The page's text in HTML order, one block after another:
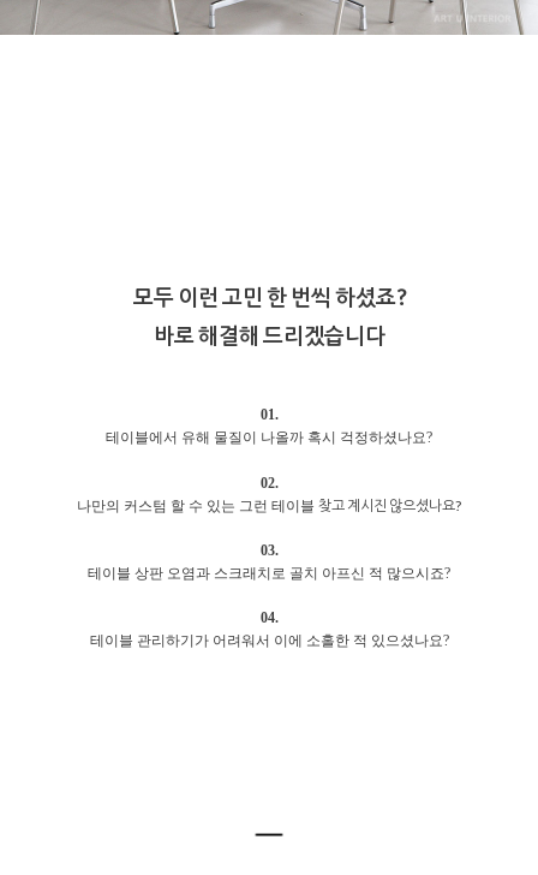
모두 이런 고민 한 번씩 하셨죠?
바로 해결해 드리겠습니다
01.
테이블에서 유해 물질이 나올까 혹시 걱정하셨나요?
02.
나만의 커스텀 할 수 있는 그런 테이블 찾고 계시진 않으셨나요?
03.
테이블 상판 오염과 스크래치로 골치 아프신 적 많으시죠?
04.
테이블 관리하기가 어려워서 이에 소홀한 적 있으셨나요?